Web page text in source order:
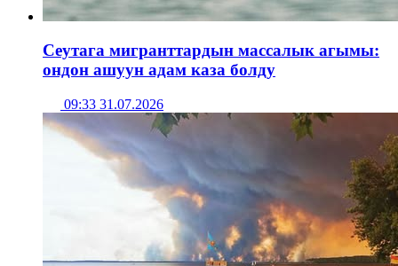
Сеутага мигранттардын массалык агымы:
ондон ашуун адам каза болду
09:33 31.07.2026